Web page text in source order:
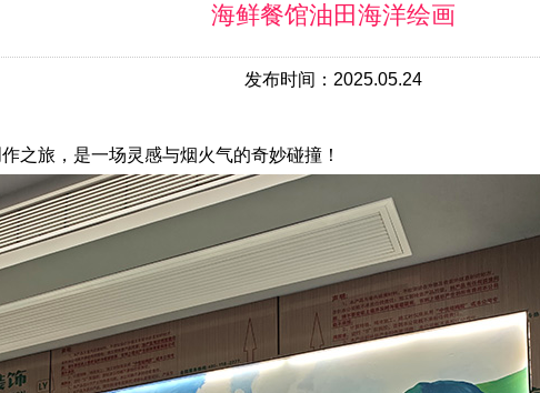
海鲜餐馆油田海洋绘画
发布时间：2025.05.24
之旅，是一场灵感与烟火气的奇妙碰撞！